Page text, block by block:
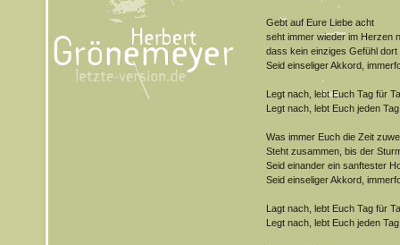
Gebt auf Eure Liebe acht
seht immer wieder im Herzen
dass kein einziges Gefühl dort
Seid einseliger Akkord,
Legt nach, lebt Euch Tag für
Legt nach, lebt Euch jeden Tag
Was immer Euch die Zeit
Steht zusammen, bis der
Seid einander ein sanftester
Seid einseliger Akkord,
Lagt nach, lebt Euch Tag für
Legt nach, lebt Euch jeden Tag